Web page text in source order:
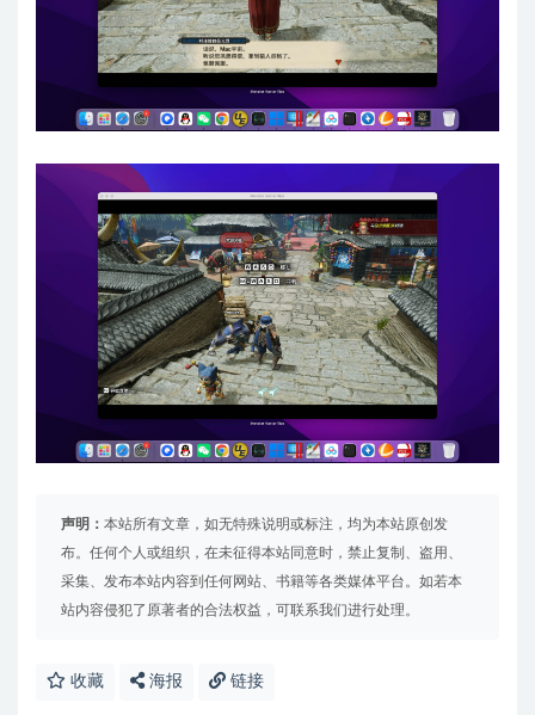
声明： 本站所有文章，如无特殊说明或标注，均为本站原创发
布。任何个人或组织，在未征得本站同意时，禁止复制、盗用、
采集、发布本站内容到任何网站、书籍等各类媒体平台。如若本
站内容侵犯了原著者的合法权益，可联系我们进行处理。
收藏 海报 链接